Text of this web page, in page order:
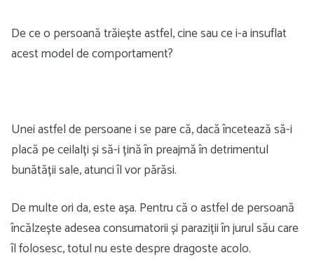
De ce o persoană trăiește astfel, cine sau ce i-a insuflat
acest model de comportament?
Unei astfel de persoane i se pare că, dacă încetează să-i
placă pe ceilalți și să-i țină în preajmă în detrimentul
bunătății sale, atunci îl vor părăsi.
De multe ori da, este așa. Pentru că o astfel de persoană
încălzește adesea consumatorii și paraziții în jurul său care
îl folosesc, totul nu este despre dragoste acolo.